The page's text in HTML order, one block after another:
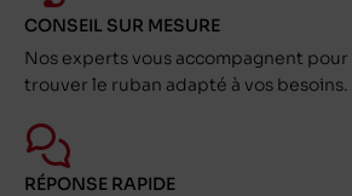
CONSEIL SUR MESURE
Nos experts vous accompagnent pour
trouver le ruban adapté à vos besoins.
RÉPONSE RAPIDE